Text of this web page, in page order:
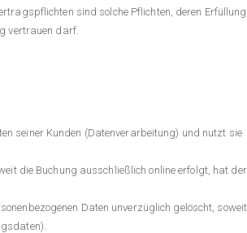
sind solche Pflichten, deren
vertrauen darf.
seiner Kunden (Datenverarbeitung) und nutzt sie
die Buchung ausschließlich online erfolgt, hat der
Daten unverzüglich gelöscht,